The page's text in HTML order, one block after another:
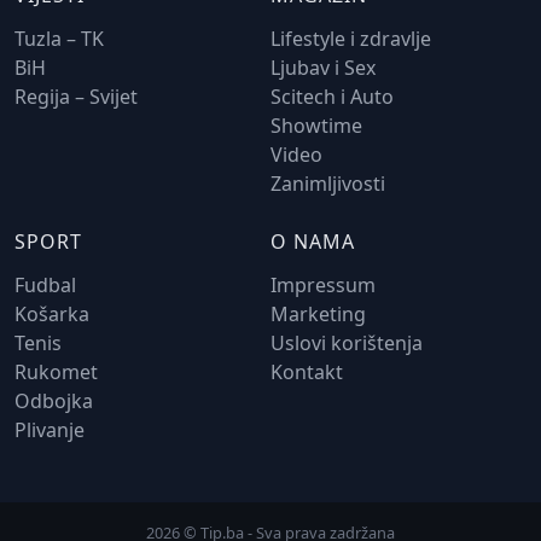
Tuzla – TK
BiH
Regija – Svijet
Lifestyle i zdravlje
Ljubav i Sex
Scitech i Auto
Showtime
Video
Zanimljivosti
SPORT
Fudbal
Košarka
Tenis
Rukomet
Odbojka
Plivanje
O NAMA
Impressum
Marketing
Uslovi korištenja
Kontakt
2026 © Tip.ba - Sva prava zadržana